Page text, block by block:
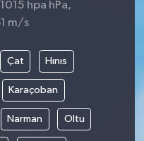
hpa hPa,
m/s
Çat Hınıs
Karaçoban
Narman Oltu